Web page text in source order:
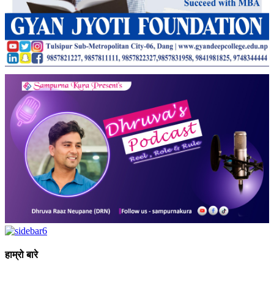
हाम्रो बारे